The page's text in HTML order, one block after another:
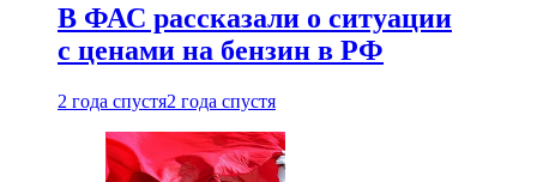
В ФАС рассказали о ситуации
с ценами на бензин в РФ
2 года спустя2 года спустя